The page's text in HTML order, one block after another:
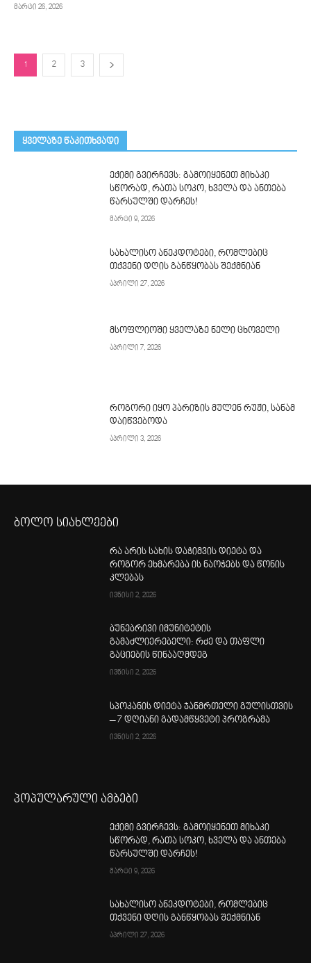
მარტი 26, 2026
1 2 3
ᲧᲕᲔᲚᲐᲖᲔ ᲬᲐᲙᲘᲗᲮᲕᲐᲓᲘ
ექიმი გვირჩევს: გამოიყენეთ მიხაკი
სწორად, რათა სოკო, ხველა და ანთება
წარსულში დარჩეს!
მარტი 9, 2026
სახალისო ანეკდოტები, რომლებიც
თქვენი დღის განწყობას შექმნიან
აპრილი 27, 2026
მსოფლიოში ყველაზე ნელი ცხოველი
აპრილი 7, 2026
როგორი იყო პარიზის მულენ რუჟი, სანამ
დაიწვებოდა
აპრილი 3, 2026
ბოლო სიახლეები
რა არის სახის დაჭიმვის დიეტა და
როგორ ეხმარება ის ნაოჭებს და წონის
კლებას
ივნისი 2, 2026
ბუნებრივი იმუნიტეტის
გამაძლიერებელი: რძე და თაფლი
გაციების წინააღმდეგ
ივნისი 2, 2026
სპოკანის დიეტა ჯანმრთელი გულისთვის
– 7 დღიანი გადამწყვეტი პროგრამა
ივნისი 2, 2026
პოპულარული ამბები
ექიმი გვირჩევს: გამოიყენეთ მიხაკი
სწორად, რათა სოკო, ხველა და ანთება
წარსულში დარჩეს!
მარტი 9, 2026
სახალისო ანეკდოტები, რომლებიც
თქვენი დღის განწყობას შექმნიან
აპრილი 27, 2026